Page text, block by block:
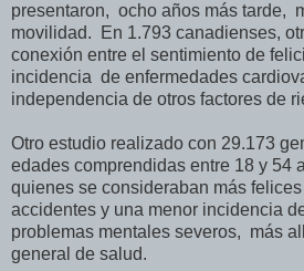
presentaron, ocho años más tarde,
movilidad. En 1.793 canadienses,
conexión entre el sentimiento de
incidencia de enfermedades
independencia de otros factores de
Otro estudio realizado con 29.173
edades comprendidas entre 18 y 54
quienes se consideraban más
accidentes y una menor incidencia
problemas mentales severos, más
general de salud.